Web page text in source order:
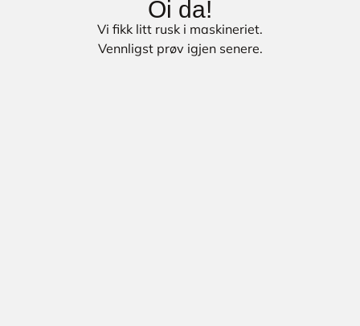
Oi da!
Vi fikk litt rusk i maskineriet.
Vennligst prøv igjen senere.